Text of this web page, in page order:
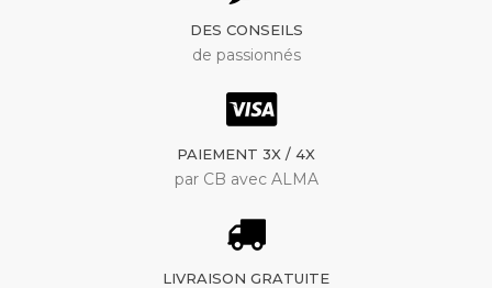
DES CONSEILS
de passionnés
PAIEMENT 3X / 4X
par CB avec ALMA
LIVRAISON GRATUITE